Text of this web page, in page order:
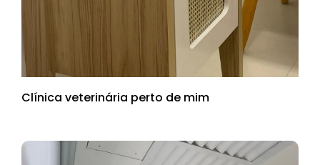
Clínica veterinária perto de mim